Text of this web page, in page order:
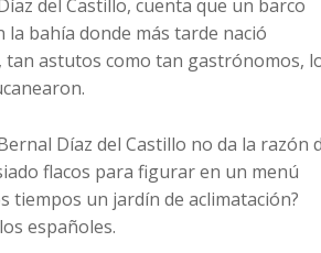
del Castillo, cuenta que un barco
bahía donde más tarde nació
astutos como tan gastrónomos,
Díaz del Castillo no da la razón
flacos para figurar en un menú
tiempos un jardín de aclimatación?
españoles.